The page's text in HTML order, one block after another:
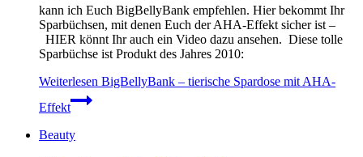
kann ich Euch BigBellyBank empfehlen. Hier bekommt Ihr
Sparbüchsen, mit denen Euch der AHA-Effekt sicher ist –
HIER könnt Ihr auch ein Video dazu ansehen. Diese tolle
Sparbüchse ist Produkt des Jahres 2010:
Weiterlesen BigBellyBank – tierische Spardose mit AHA-
Effekt
Beauty